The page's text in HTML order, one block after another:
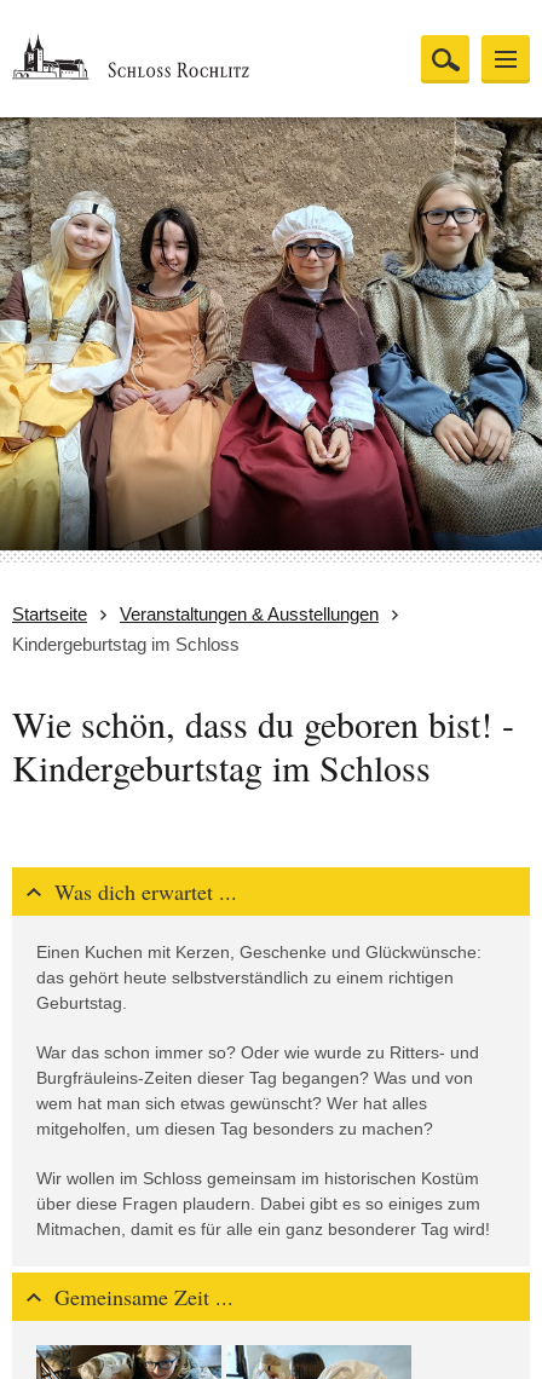
Startseite
Veranstaltungen & Ausstellungen
Kindergeburtstag im Schloss
Wie schön, dass du geboren bist! -
Kindergeburtstag im Schloss
Was dich erwartet ...
Einen Kuchen mit Kerzen, Geschenke und Glückwünsche:
das gehört heute selbstverständlich zu einem richtigen
Geburtstag.
War das schon immer so? Oder wie wurde zu Ritters- und
Burgfräuleins-Zeiten dieser Tag begangen? Was und von
wem hat man sich etwas gewünscht? Wer hat alles
mitgeholfen, um diesen Tag besonders zu machen?
Wir wollen im Schloss gemeinsam im historischen Kostüm
über diese Fragen plaudern. Dabei gibt es so einiges zum
Mitmachen, damit es für alle ein ganz besonderer Tag wird!
Gemeinsame Zeit ...